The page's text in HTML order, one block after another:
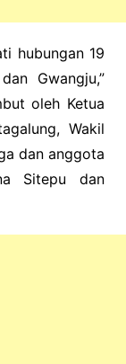
hubungan 19
Gwangju,”
oleh Ketua
Wakil
dan anggota
Sitepu dan